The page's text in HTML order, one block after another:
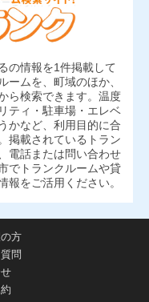
の情報を1件掲載して
ームを、町域のほか、
ら検索できます。温度
ティ・駐車場・エレベ
かなど、利用目的に合
掲載されているトラン
電話または問い合わせ
でトランクルームや貸
報をご活用ください。
方
問